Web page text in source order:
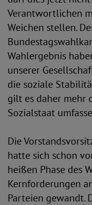
Verantwortlichen
Weichen stellen.
Wahlergebnis
unserer
die soziale
gilt es daher mehr
Sozialstaat
Die
hatte sich schon
heißen Phase des
Kernforderungen
Parteien gewandt.